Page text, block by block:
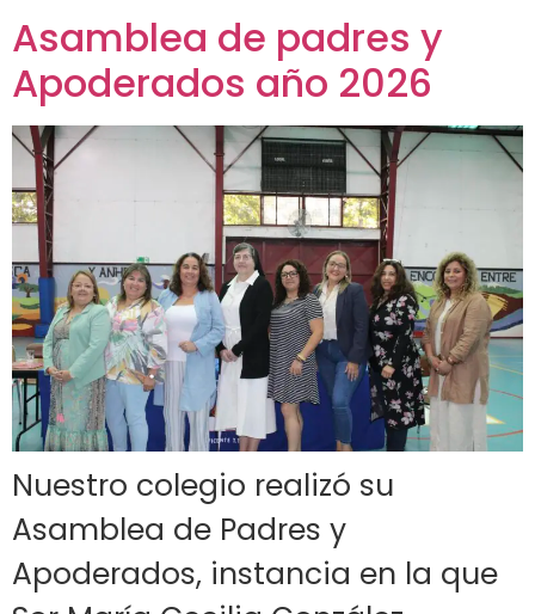
Asamblea de padres y
Apoderados año 2026
Nuestro colegio realizó su
Asamblea de Padres y
Apoderados, instancia en la que